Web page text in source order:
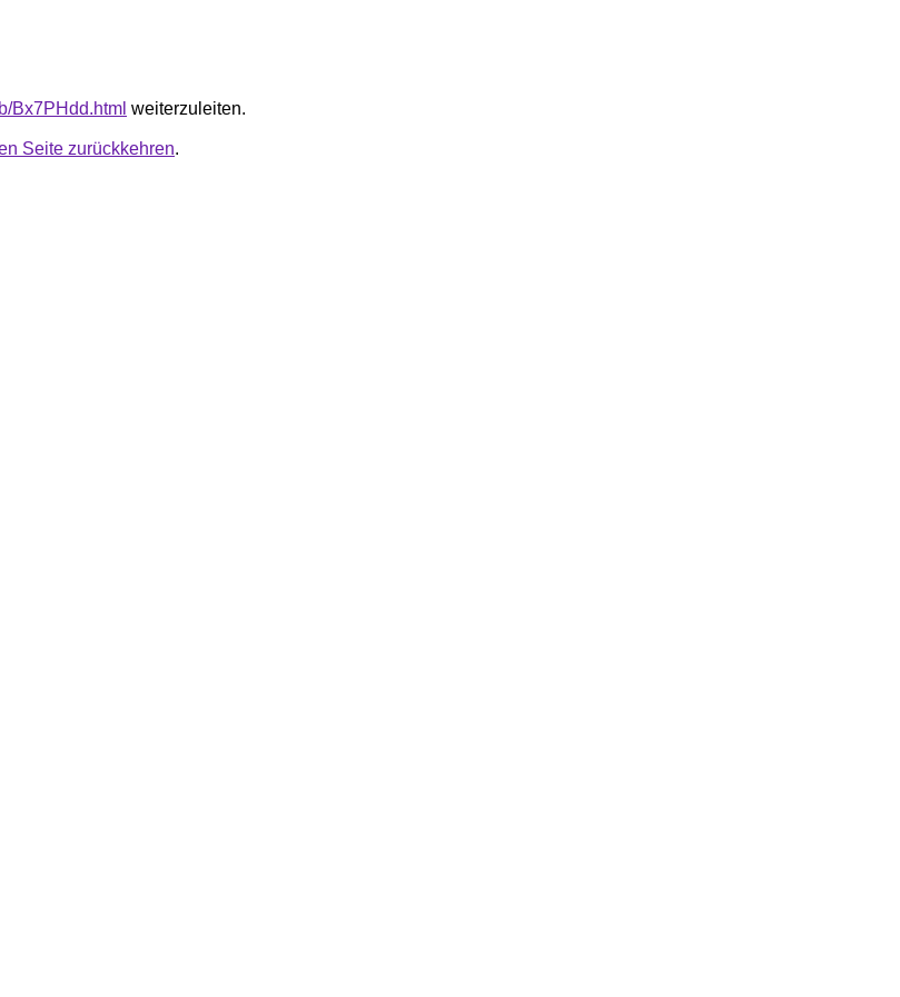
Bx7PHdd.html weiterzuleiten.
Seite zurückkehren.